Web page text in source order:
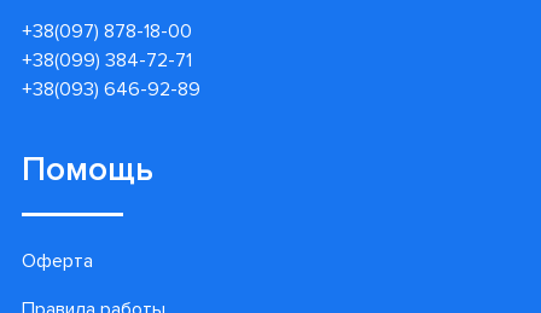
+38(097) 878-18-00
+38(099) 384-72-71
+38(093) 646-92-89
Помощь
Оферта